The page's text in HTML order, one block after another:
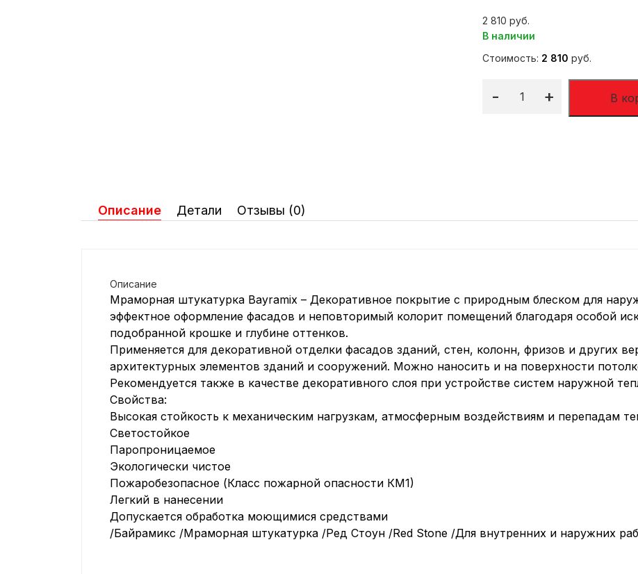
2 810
В наличии
Стоимость: 2 810 руб.
+
- В
Описание Детали Отзывы (0)
Описание
Мраморная штукатурка Bayramix – Декоративное покрытие с природным блеском для
эффектное оформление фасадов и неповторимый колорит помещений благодаря особой
подобранной крошке и глубине оттенков.
Применяется для декоративной отделки фасадов зданий, стен, колонн, фризов и других
архитектурных элементов зданий и сооружений. Можно наносить и на поверхности
Рекомендуется также в качестве декоративного слоя при устройстве систем наружной
Свойства:
Высокая стойкость к механическим нагрузкам, атмосферным воздействиям и перепадам
Светостойкое
Паропроницаемое
Экологически чистое
Пожаробезопасное (Класс пожарной опасности КМ1)
Легкий в нанесении
Допускается обработка моющимися средствами
/Байрамикс /Мраморная штукатурка /Ред Стоун /Red Stone /Для внутренних и наружних